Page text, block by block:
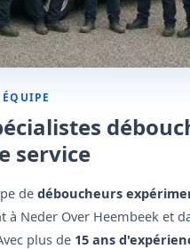
service
de déboucheurs
à Neder Over Heembeek et
plus de 15 ans